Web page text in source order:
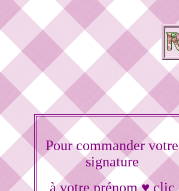
Pour commander votre
signature
à votre prénom ♥ clic